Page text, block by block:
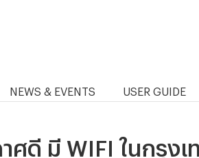
NEWS & EVENTS USER GUIDE
ศดี มี WIFI ในกรุงเ